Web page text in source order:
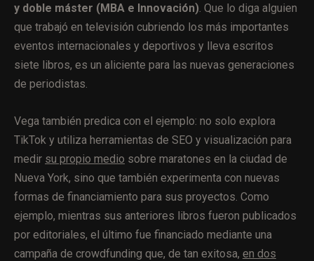
y doble máster (MBA e Innovación) . Que lo diga alguien
que trabajó en televisión cubriendo los más importantes
eventos internacionales y deportivos y lleva escritos
siete libros, es un aliciente para las nuevas generaciones
de periodistas.
Vega también predica con el ejemplo: no solo explora
TikTok y utiliza herramientas de SEO y visualización para
medir su propio medio sobre maratones en la ciudad de
Nueva York, sino que también experimenta con nuevas
formas de financiamiento para sus proyectos. Como
ejemplo, mientras sus anteriores libros fueron publicados
por editoriales, el último fue financiado mediante una
campaña de crowdfunding que, de tan exitosa, en dos